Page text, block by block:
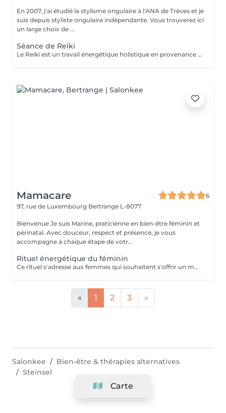
En 2007, j'ai étudié la stylisme ongulaire à l'ANA de Trèves et je
suis depuis styliste ongulaire indépendante. Vous trouverez ici
un large choix de ...
Séance de Reiki
Le Reiki est un travail énergétique holistique en provenance du Japon. Par l'imposition des mains, le flux d'énergie dans le corps est harmonisé et les capacités d'auto-guérison sont activées.
Mamacare
6
97, rue de Luxembourg Bertrange L-8077
Bienvenue Je suis Marine, praticienne en bien-être féminin et
périnatal. Avec douceur, respect et présence, je vous
accompagne à chaque étape de votr...
Rituel énergétique du féminin
Ce rituel s'adresse aux femmes qui souhaitent s'offrir un moment de reconnexion à elles-mêmes. Il permet d'équilibrer l'énergie féminine, de libérer les blocages émotionnels et énergétiques, et de renforcer la connexion à son intuition et à sa créativité. Bienfaits : un profond sentiment d'apaisement, une meilleure circulation de l'énergie dans le corps, et un regain de vitalité et de clarté mentale. Ce rituel est composé d'un temps d'échange, avec remise d'une huile sur-mesure, d'une méditation, et d'un soin énergétique. Séance unique ou dans le cadre d'un accompagnement (à prix réduit). Pour en savoir plus, rendez-vous sur mon site: www.mamacare-lu.com/mes-accompagnements
« 1 2 3 »
Carte
Salonkee
Bien-être & thérapies alternatives
Steinsel